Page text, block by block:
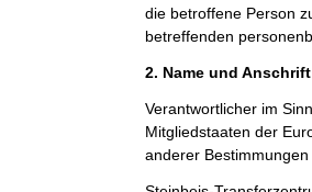
die betroffene Person
betreffenden
2. Name und
Verantwortlicher im
Mitgliedstaaten der
anderer